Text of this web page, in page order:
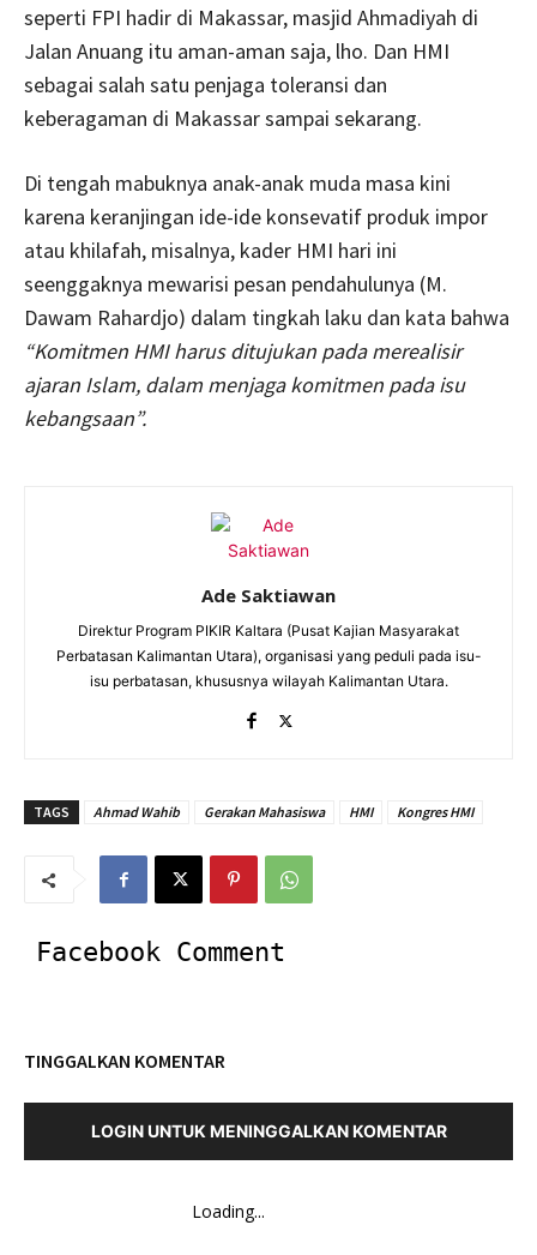
seperti FPI hadir di Makassar, masjid Ahmadiyah di
Jalan Anuang itu aman-aman saja, lho. Dan HMI
sebagai salah satu penjaga toleransi dan
keberagaman di Makassar sampai sekarang.
Di tengah mabuknya anak-anak muda masa kini
karena keranjingan ide-ide konsevatif produk impor
atau khilafah, misalnya, kader HMI hari ini
seenggaknya mewarisi pesan pendahulunya (M.
Dawam Rahardjo) dalam tingkah laku dan kata bahwa
“Komitmen HMI harus ditujukan pada merealisir
ajaran Islam, dalam menjaga komitmen pada isu
kebangsaan”.
Ade Saktiawan
Direktur Program PIKIR Kaltara (Pusat Kajian Masyarakat
Perbatasan Kalimantan Utara), organisasi yang peduli pada isu-
isu perbatasan, khususnya wilayah Kalimantan Utara.
TAGS Ahmad Wahib Gerakan Mahasiswa HMI Kongres HMI
Facebook Comment
TINGGALKAN KOMENTAR
LOGIN UNTUK MENINGGALKAN KOMENTAR
Loading...